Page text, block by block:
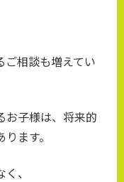
ご相談も増えてい
お子様は、将来的
ます。
、